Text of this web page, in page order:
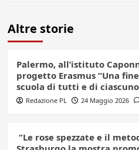
Altre storie
Palermo, all’istituto
progetto Erasmus “Una
scuola di tutti e di
Redazione PL 24 Maggio 2026
“Le rose spezzate e il